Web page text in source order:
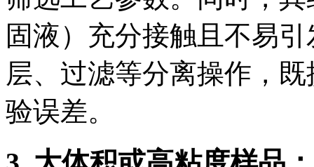
固液）充分接触且不易
层、过滤等分离操作，
验误差。